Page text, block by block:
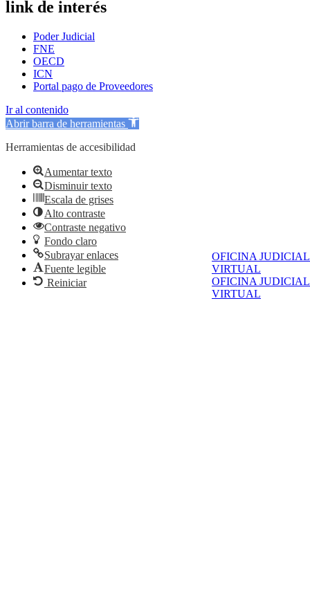
OFICINA JUDICIAL
VIRTUAL
OFICINA JUDICIAL
VIRTUAL
link de interés
Poder Judicial
FNE
OECD
ICN
Portal pago de Proveedores
Ir al contenido
Abrir barra de herramientas
Herramientas de accesibilidad
Aumentar texto
Disminuir texto
Escala de grises
Alto contraste
Contraste negativo
Fondo claro
Subrayar enlaces
Fuente legible
Reiniciar